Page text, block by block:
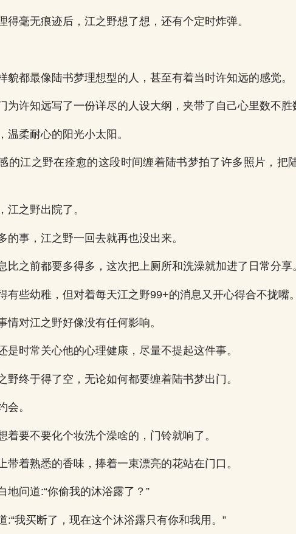
得毫无痕迹后，江之野想了想，还有个定时炸弹。
貌都最像陆书梦理想型的人，甚至有着当时许知远的感觉。
为许知远写了一份详尽的人设大纲，夹带了自己心里数不胜
温柔耐心的阳光小太阳。
的江之野在痊愈的这段时间缠着陆书梦拍了许多照片，把
江之野出院了。
的事，江之野一回去就再也没出来。
比之前都要多得多，这次把上厕所和洗澡就加进了日常分享
有些幼稚，但对着每天江之野99+的消息又开心得合不拢嘴
情对江之野好像没有任何影响。
是时常关心他的心理健康，尽量不提起这件事。
野终于得了空，无论如何都要缠着陆书梦出门。
会。
着要不要化个妆洗个澡啥的，门铃就响了。
带着熟悉的香味，捧着一束漂亮的花站在门口。
地问道:“你偷我的沐浴露了？”
:“我买断了，现在这个沐浴露只有你和我用。”